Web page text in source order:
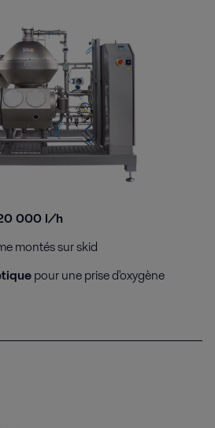
000 l/h
montés sur skid
pour une prise d'oxygène